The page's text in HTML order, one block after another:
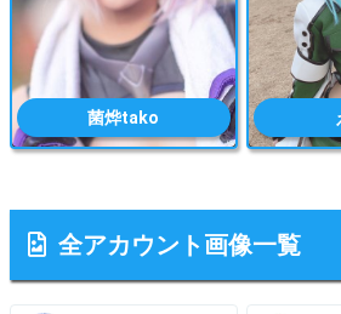
菌烨tako
全アカウント画像一覧